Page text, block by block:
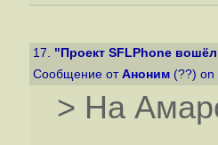
17. "Проект SFLPhone
Сообщение от Аноним (??) on
> На